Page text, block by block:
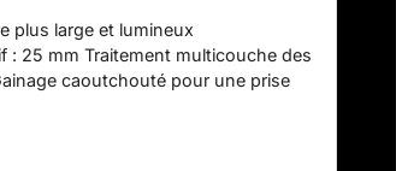
plus large et lumineux
: 25 mm Traitement multicouche des
caoutchouté pour une prise